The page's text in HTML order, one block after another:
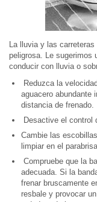
La lluvia y las
peligrosa. Le sugerimos
conducir con lluvia o
Reduzca la
aguacero abundante
distancia de frenado.
Desactive el control
Cambie las
limpiar en el
Compruebe que la
adecuada. Si la
frenar bruscamente
resbale y provocar